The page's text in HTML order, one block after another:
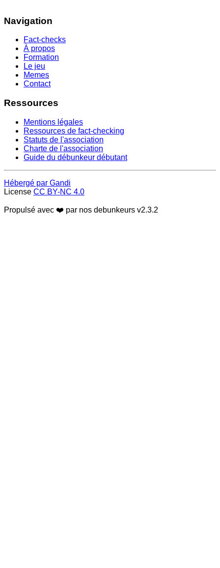
Navigation
Fact-checks
À propos
Formation
Le jeu
Memes
Contact
Ressources
Mentions légales
Ressources de fact-checking
Statuts de l'association
Charte de l'association
Guide du débunkeur débutant
Hébergé par Gandi
License CC BY-NC 4.0
Propulsé avec ❤️ par nos debunkeurs v2.3.2